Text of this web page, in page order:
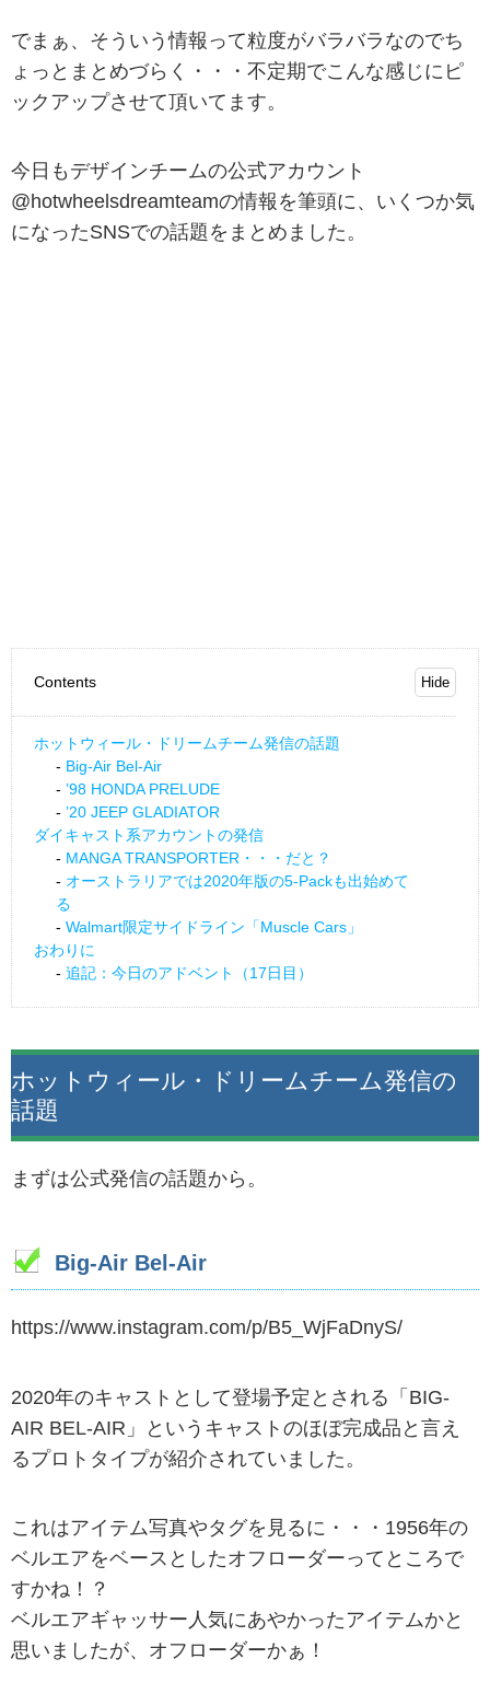
でまぁ、そういう情報って粒度がバラバラなのでち
ょっとまとめづらく・・・不定期でこんな感じにピ
ックアップさせて頂いてます。
今日もデザインチームの公式アカウント
@hotwheelsdreamteamの情報を筆頭に、いくつか気
になったSNSでの話題をまとめました。
Contents
ホットウィール・ドリームチーム発信の話題
Big-Air Bel-Air
’98 HONDA PRELUDE
’20 JEEP GLADIATOR
ダイキャスト系アカウントの発信
MANGA TRANSPORTER・・・だと？
オーストラリアでは2020年版の5-Packも出始めて
る
Walmart限定サイドライン「Muscle Cars」
おわりに
追記：今日のアドベント（17日目）
ホットウィール・ドリームチーム発信の
話題
まずは公式発信の話題から。
Big-Air Bel-Air
https://www.instagram.com/p/B5_WjFaDnyS/
2020年のキャストとして登場予定とされる「BIG-
AIR BEL-AIR」というキャストのほぼ完成品と言え
るプロトタイプが紹介されていました。
これはアイテム写真やタグを見るに・・・1956年の
ベルエアをベースとしたオフローダーってところで
すかね！？
ベルエアギャッサー人気にあやかったアイテムかと
思いましたが、オフローダーかぁ！